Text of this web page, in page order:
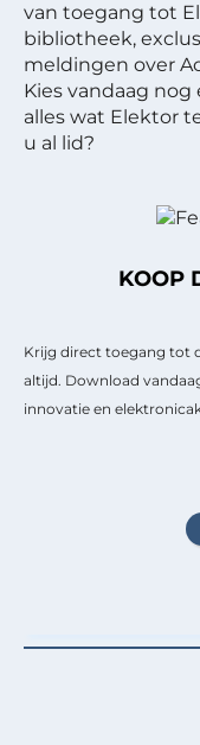
van toegang tot
bibliotheek,
meldingen over
Kies vandaag
alles wat Elektor
u al lid?
KOOP
Krijg direct toegang tot
altijd. Download
innovatie en